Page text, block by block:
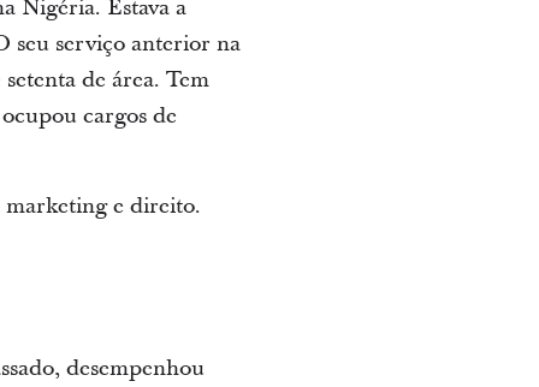
Nigéria. Estava a
seu serviço anterior na
de área. Tem
cargos de
e direito.
desempenhou